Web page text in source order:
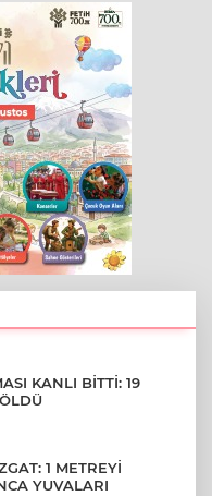
KANLI BİTTİ: 19
1 METREYİ
YUVALARI